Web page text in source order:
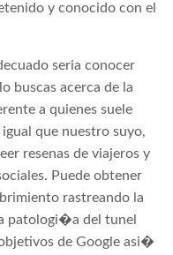
y conocido con el
seria conocer
buscas acerca de la
a quienes suele
que nuestro suyo,
resenas de viajeros y
Puede obtener
rastreando la
patologi�a del tunel
de Google asi�